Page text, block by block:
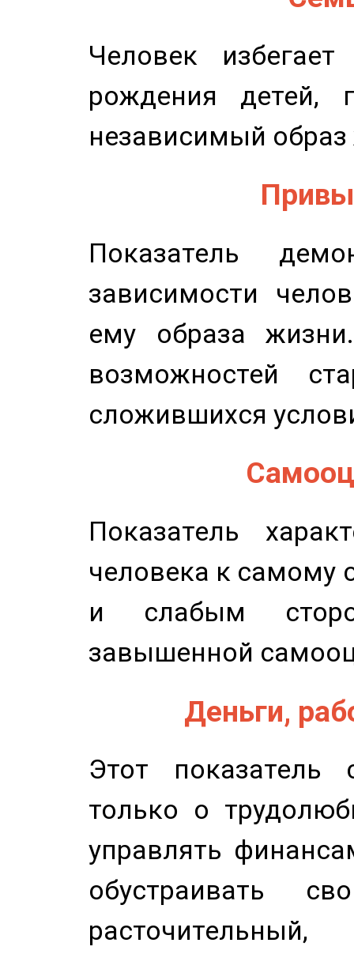
Человек
рождения детей,
независимый
Показатель
зависимости
ему образа
возможностей
сложившихся
Показатель
человека к самому
и слабым
завышенной
Деньги,
Этот показатель
только о
управлять
обустраивать